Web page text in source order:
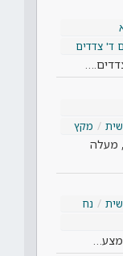
ד' צדדים
מקץ
מעלה
נח